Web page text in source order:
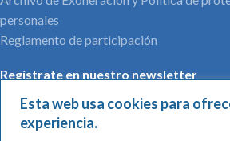
Esta web usa cookies para
experiencia.
personales
Reglamento de participación
Regístrate en nuestro newsletter